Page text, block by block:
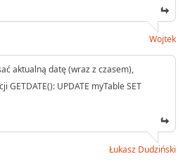
Wojtek
aktualną datę (wraz z czasem),
GETDATE(): UPDATE myTable SET
Łukasz Dudziński